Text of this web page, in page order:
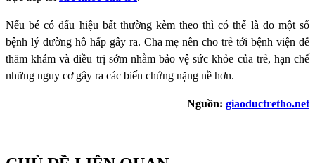
Nếu bé có dấu hiệu bất thường kèm theo thì có thể là do một số
bệnh lý đường hô hấp gây ra. Cha mẹ nên cho trẻ tới bệnh viện để
thăm khám và điều trị sớm nhằm bảo vệ sức khỏe của trẻ, hạn chế
những nguy cơ gây ra các biến chứng nặng nề hơn.
Nguồn: giaoductretho.net